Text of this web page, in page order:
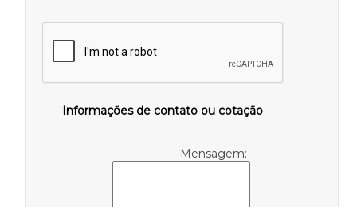
Informações de contato ou cotação
Mensagem: